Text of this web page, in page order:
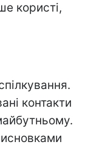
користі,
контакти